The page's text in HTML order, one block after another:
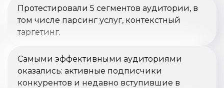
Протестировали 5 сегментов аудитории, в
том числе парсинг услуг, контекстный
таргетинг.
Самыми эффективными аудиториями
оказались: активные подписчики
конкурентов и недавно вступившие в